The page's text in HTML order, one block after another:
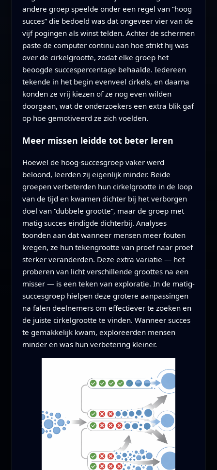
andere groep speelde onder een regel van “hoog
succes” die bedoeld was dat ongeveer vier van de
vijf pogingen als winst telden. Achter de schermen
paste de computer continu aan hoe strikt hij was
over de cirkelgrootte, zodat elke groep het
beoogde succespercentage behaalde. Iedereen
tekende in het begin evenveel cirkels, en daarna
konden ze vrij kiezen of ze nog even wilden
doorgaan, wat de onderzoekers een extra blik gaf
op hoe gemotiveerd ze zich voelden.
Meer missen leidde tot beter leren
Hoewel de hoog-succesgroep vaker werd
beloond, leerden zij eigenlijk minder. Beide
groepen verbeterden hun cirkelgrootte in de loop
van de tijd en kwamen dichter bij het verborgen
doel van “dubbele grootte”, maar de groep met
matig succes eindigde dichterbij. Analyses
toonden aan dat wanneer mensen meer fouten
kregen, ze hun tekengrootte van proef naar proef
sterker veranderden. Deze extra variatie — het
proberen van licht verschillende groottes na een
misser — is een teken van exploratie. In de matig-
succesgroep hielpen deze grotere aanpassingen
na falen deelnemers om effectiever te zoeken en
de juiste cirkelgrootte te vinden. Wanneer succes
te gemakkelijk kwam, exploreerden mensen
minder en was hun verbetering kleiner.